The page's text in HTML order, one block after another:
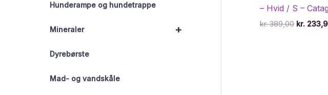
Hunderampe og hundetrappe
+
Mineraler
Dyrebørste
Mad- og vandskåle
– Hvid / S –
kr.389,00 Den
kr.